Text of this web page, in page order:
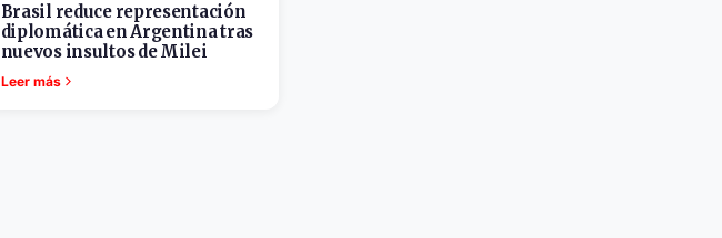
Brasil reduce representación
diplomática en Argentina tras
nuevos insultos de Milei
Leer más